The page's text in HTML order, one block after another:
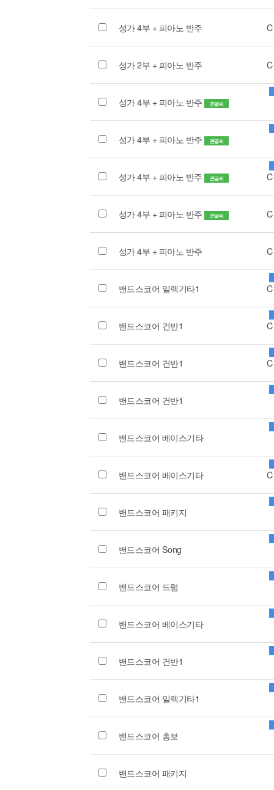
성가 4부 + 피아노 반주
성가 2부 + 피아노 반주
성가 4부 + 피아노 반주 큰글씨
성가 4부 + 피아노 반주 큰글씨
성가 4부 + 피아노 반주 큰글씨
성가 4부 + 피아노 반주 큰글씨
성가 4부 + 피아노 반주
밴드스코어 일렉기타1
밴드스코어 건반1
밴드스코어 건반1
밴드스코어 건반1
밴드스코어 베이스기타
밴드스코어 베이스기타
밴드스코어 패키지
밴드스코어 Song
밴드스코어 드럼
밴드스코어 베이스기타
밴드스코어 건반1
밴드스코어 일렉기타1
밴드스코어 총보
밴드스코어 패키지